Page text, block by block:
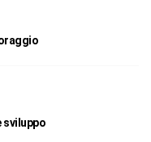
sviluppo